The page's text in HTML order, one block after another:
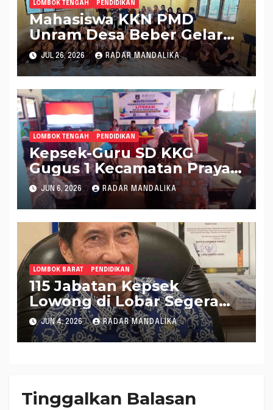
LOMBOK TENGAH PENDIDIKAN
Mahasiswa KKN PMD
Unram Desa Beber Gelar
Penyuluhan Hukum
Pencegahan Pernikahan
Dini di Yayasan Ash-
Shalihin NW Paok Kuning
JUL 26, 2026 RADAR MANDALIKA
LOMBOK TENGAH PENDIDIKAN
Kepsek-Guru SD KKG
Gugus 1 Kecamatan Praya
Tengah Ikuti Pelatihan
Peningkatan Kemampuan
Literasi
JUN 6, 2026 RADAR MANDALIKA
LOMBOK BARAT PENDIDIKAN
115 Jabatan Kepsek
Lowong di Lobar Segera
Diisi
JUN 4, 2026 RADAR MANDALIKA
Tinggalkan Balasan